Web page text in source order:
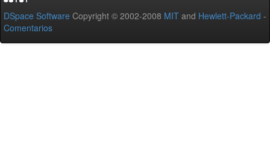
DSpace Software Copyright © 2002-2008 MIT and Hewlett-Packard -
Comentarios